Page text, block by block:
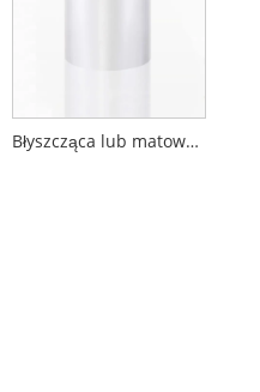
Błyszcząca lub matowa folia do laminowania na zimno BOPP